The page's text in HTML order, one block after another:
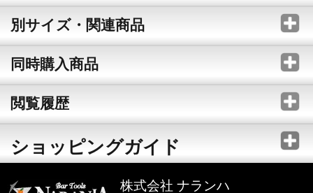
別サイズ・関連商品
同時購入商品
閲覧履歴
ショッピングガイド
株式会社 ナランハ